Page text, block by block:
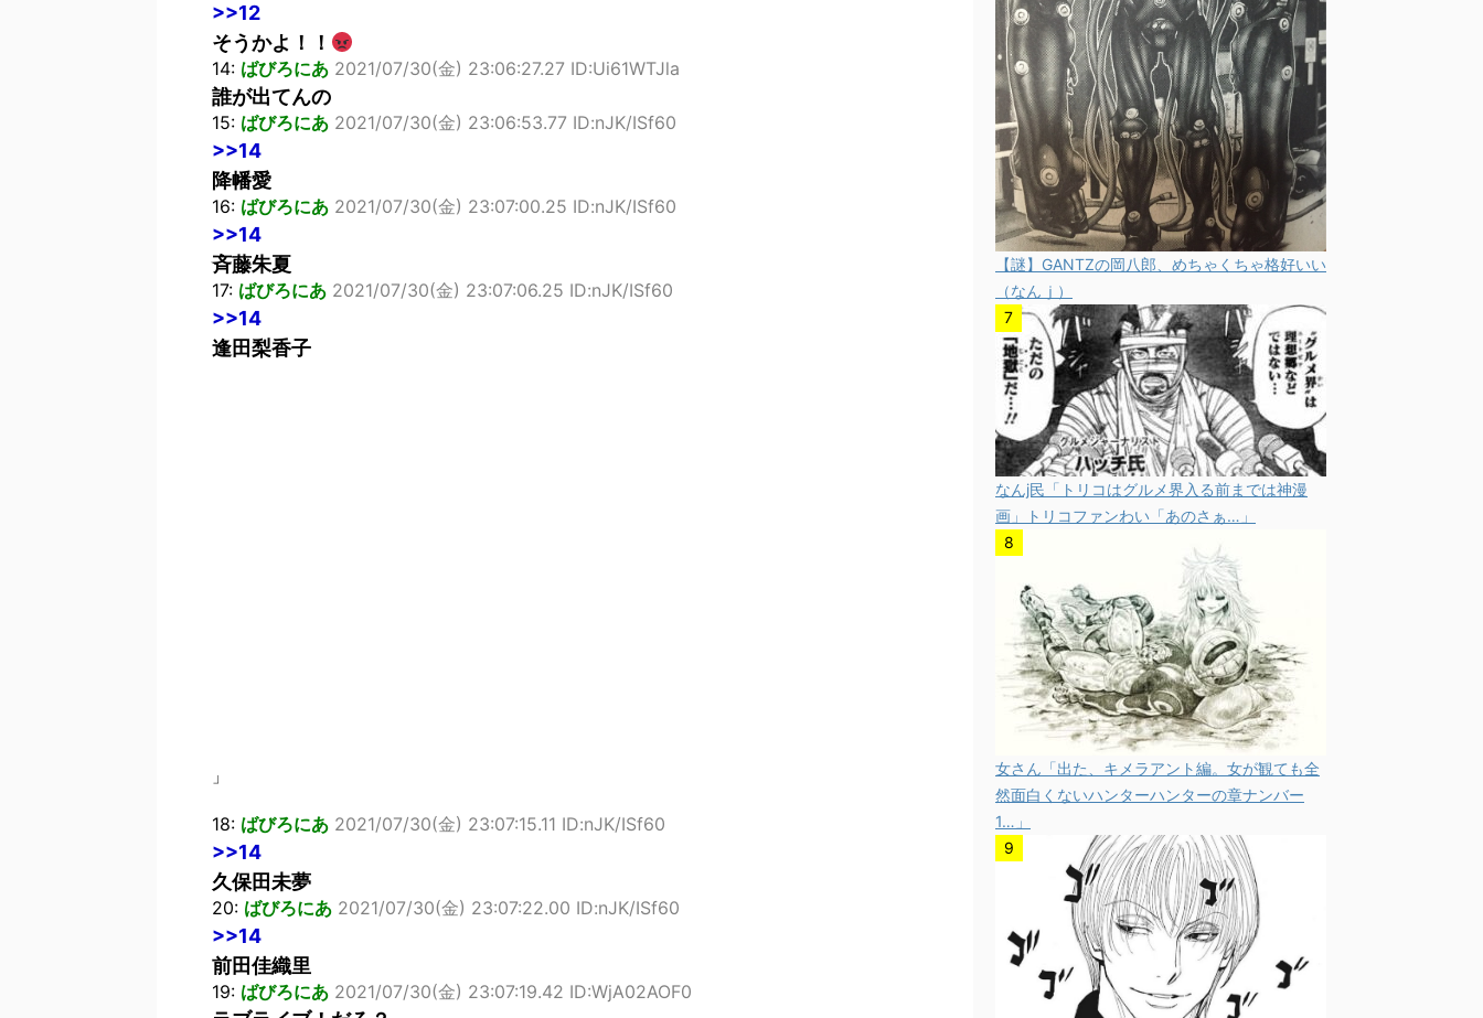
>>12
そうかよ！！
14: ばびろにあ 2021/07/30(金) 23:06:27.27 ID:Ui61WTJla
誰が出てんの
15: ばびろにあ 2021/07/30(金) 23:06:53.77 ID:nJK/ISf60
>>14
降幡愛
16: ばびろにあ 2021/07/30(金) 23:07:00.25 ID:nJK/ISf60
>>14
斉藤朱夏
17: ばびろにあ 2021/07/30(金) 23:07:06.25 ID:nJK/ISf60
>>14
逢田梨香子
」
18: ばびろにあ 2021/07/30(金) 23:07:15.11 ID:nJK/ISf60
>>14
久保田未夢
20: ばびろにあ 2021/07/30(金) 23:07:22.00 ID:nJK/ISf60
>>14
前田佳織里
19: ばびろにあ 2021/07/30(金) 23:07:19.42 ID:WjA02AOF0
【謎】GANTZの岡八郎、めちゃくちゃ格好いい
（なんｊ）
なんj民「トリコはグルメ界入る前までは神漫
画」トリコファンわい「あのさぁ…」
女さん「出た、キメラアント編。女が観ても全
然面白くないハンターハンターの章ナンバー
1…」